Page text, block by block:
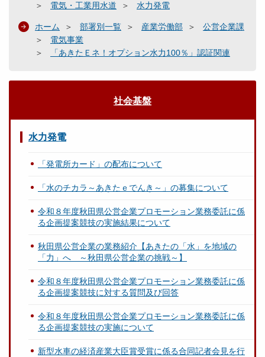
電気・工業用水道
水力発電
ホーム 部署別一覧 産業労働部
公営企業課
電気事業
「あきたＥネ！オプション水力100％」認証関連
社会基盤
水力発電
「発電所カード」の配布について
「水のチカラ～あきたｅでんき～」の募集について
令和８年度秋田県公営企業プロモーション業務委託に係
る企画提案競技の実施結果について
秋田県公営企業の業務紹介【あきたの「水」を地域の
「力」へ ～秋田県公営企業の挑戦～】
令和８年度秋田県公営企業プロモーション業務委託に係
る企画提案競技に対する質問及び回答
令和８年度秋田県公営企業プロモーション業務委託に係
る企画提案競技の実施について
新型水車の経済産業大臣賞受賞に係る合同記者会見を行